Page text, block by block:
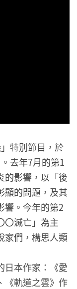
特別節目，於
去年7月的第1
的影響，以「後
顯的問題，及其
響。今年的第2
〇滅亡」為主
家們，構思人類
日本作家：《愛
《軌道之雲》作